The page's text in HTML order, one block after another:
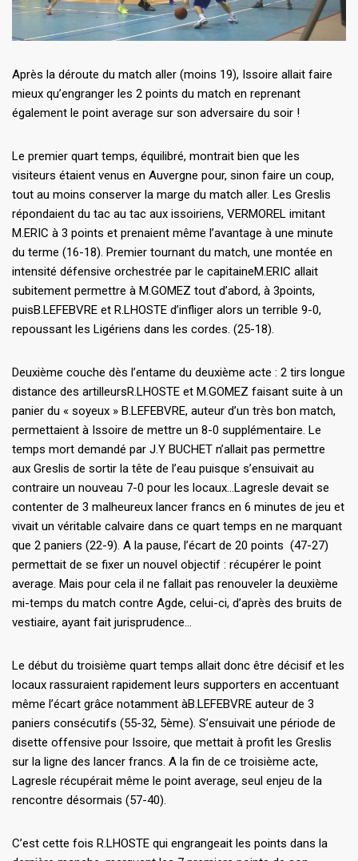
Après la déroute du match aller (moins 19), Issoire allait faire
mieux qu’engranger les 2 points du match en reprenant
également le point average sur son adversaire du soir !
Le premier quart temps, équilibré, montrait bien que les
visiteurs étaient venus en Auvergne pour, sinon faire un coup,
tout au moins conserver la marge du match aller. Les Greslis
répondaient du tac au tac aux issoiriens, VERMOREL imitant
M.ERIC à 3 points et prenaient même l’avantage à une minute
du terme (16-18). Premier tournant du match, une montée en
intensité défensive orchestrée par le capitaineM.ERIC allait
subitement permettre à M.GOMEZ tout d’abord, à 3points,
puisB.LEFEBVRE et R.LHOSTE d’infliger alors un terrible 9-0,
repoussant les Ligériens dans les cordes. (25-18).
Deuxième couche dès l’entame du deuxième acte : 2 tirs longue
distance des artilleursR.LHOSTE et M.GOMEZ faisant suite à un
panier du « soyeux » B.LEFEBVRE, auteur d’un très bon match,
permettaient à Issoire de mettre un 8-0 supplémentaire. Le
temps mort demandé par J.Y BUCHET n’allait pas permettre
aux Greslis de sortir la tête de l’eau puisque s’ensuivait au
contraire un nouveau 7-0 pour les locaux…Lagresle devait se
contenter de 3 malheureux lancer francs en 6 minutes de jeu et
vivait un véritable calvaire dans ce quart temps en ne marquant
que 2 paniers (22-9). A la pause, l’écart de 20 points (47-27)
permettait de se fixer un nouvel objectif : récupérer le point
average. Mais pour cela il ne fallait pas renouveler la deuxième
mi-temps du match contre Agde, celui-ci, d’après des bruits de
vestiaire, ayant fait jurisprudence…
Le début du troisième quart temps allait donc être décisif et les
locaux rassuraient rapidement leurs supporters en accentuant
même l’écart grâce notamment àB.LEFEBVRE auteur de 3
paniers consécutifs (55-32, 5ème). S’ensuivait une période de
disette offensive pour Issoire, que mettait à profit les Greslis
sur la ligne des lancer francs. A la fin de ce troisième acte,
Lagresle récupérait même le point average, seul enjeu de la
rencontre désormais (57-40).
C’est cette fois R.LHOSTE qui engrangeait les points dans la